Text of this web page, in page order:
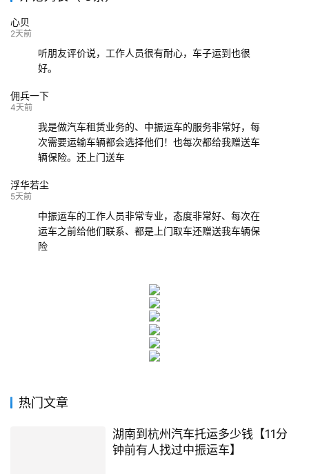
139****9233
心贝
2天前
听朋友评价说，工作人员很有耐心，车子运到也很
好。
佣兵一下
4天前
我是做汽车租赁业务的、中振运车的服务非常好，每
次需要运输车辆都会选择他们！也每次都给我赠送车
辆保险。还上门送车
浮华若尘
5天前
中振运车的工作人员非常专业，态度非常好、每次在
运车之前给他们联系、都是上门取车还赠送我车辆保
险
热门文章
湖南到杭州汽车托运多少钱【11分
钟前有人找过中振运车】